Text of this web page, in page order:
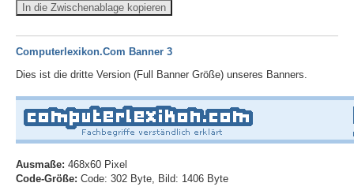
In die Zwischenablage kopieren
Computerlexikon.Com Banner 3
Dies ist die dritte Version (Full Banner Größe) unseres Banners.
Ausmaße: 468x60 Pixel
Code-Größe: Code: 302 Byte, Bild: 1406 Byte